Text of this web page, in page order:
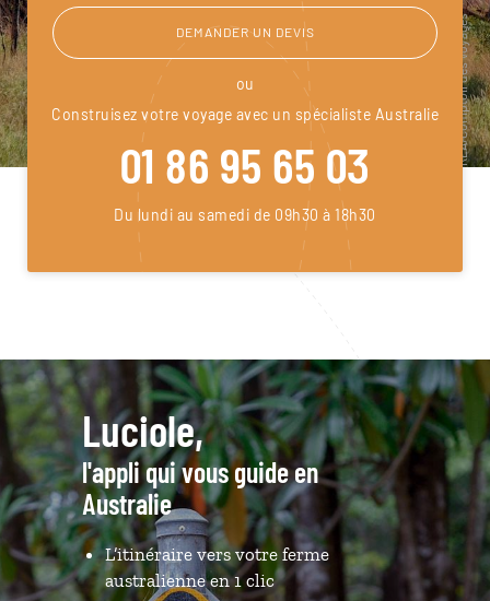
DEMANDER UN DEVIS
ou
Construisez votre voyage avec un spécialiste Australie
01 86 95 65 03
Du lundi au samedi de 09h30 à 18h30
Luciole,
l'appli qui vous guide en
Australie
L’itinéraire vers votre ferme
australienne en 1 clic